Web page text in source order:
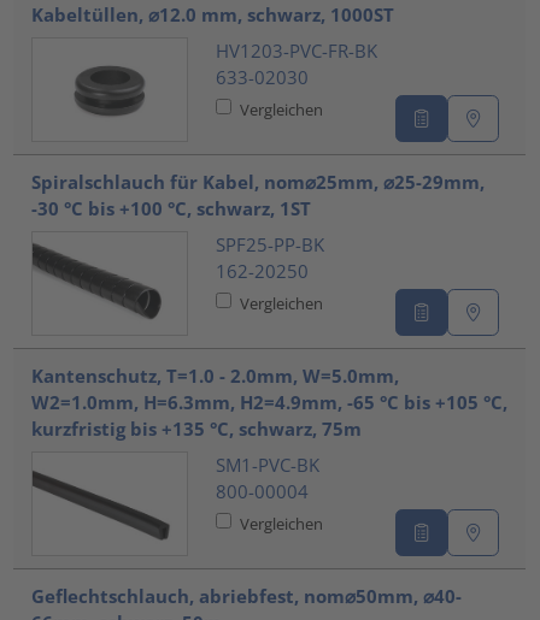
Kabeltüllen, ⌀12.0 mm, schwarz, 1000ST
HV1203-PVC-FR-BK
633-02030
Vergleichen
Spiralschlauch für Kabel, nom⌀25mm, ⌀25-29mm,
-30 °C bis +100 °C, schwarz, 1ST
SPF25-PP-BK
162-20250
Vergleichen
Kantenschutz, T=1.0 - 2.0mm, W=5.0mm,
W2=1.0mm, H=6.3mm, H2=4.9mm, -65 °C bis +105 °C,
kurzfristig bis +135 °C, schwarz, 75m
SM1-PVC-BK
800-00004
Vergleichen
Geflechtschlauch, abriebfest, nom⌀50mm, ⌀40-